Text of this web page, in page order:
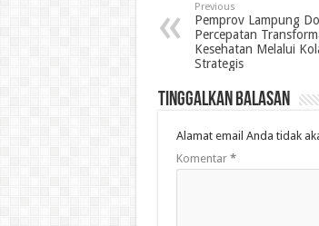
Previous
Pemprov Lampung
Percepatan
Kesehatan Melalui
Strategis
Tinggalkan Balasan
Alamat email Anda tidak
Komentar *